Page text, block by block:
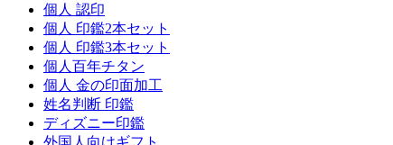
個人 認印
個人 印鑑2本セット
個人 印鑑3本セット
個人百年チタン
個人 金の印面加工
姓名判断 印鑑
ディズニー印鑑
外国人向けギフト